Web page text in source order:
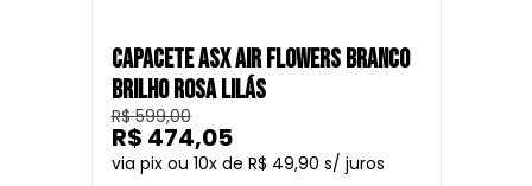
CAPACETE ASX AIR FLOWERS BRANCO
BRILHO ROSA LILÁS
R$ 599,00
10
R$ 49,90
R$ 474,05